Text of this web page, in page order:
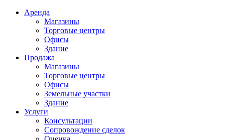
Аренда
Магазины
Торговые центры
Офисы
Здание
Продажа
Магазины
Торговые центры
Офисы
Земельные участки
Здание
Услуги
Консультации
Сопровождение сделок